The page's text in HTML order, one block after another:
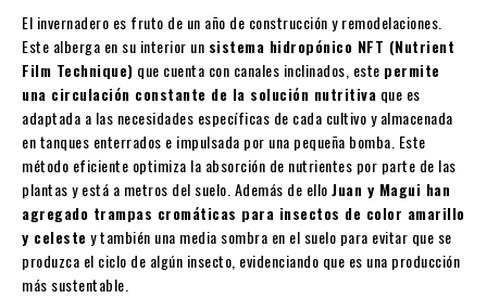
El invernadero es fruto de un año de construcción y remodelaciones.
Este alberga en su interior un sistema hidropónico NFT (Nutrient
Film Technique) que cuenta con canales inclinados, este permite
una circulación constante de la solución nutritiva que es
adaptada a las necesidades específicas de cada cultivo y almacenada
en tanques enterrados e impulsada por una pequeña bomba. Este
método eficiente optimiza la absorción de nutrientes por parte de las
plantas y está a metros del suelo. Además de elloJuan y Magui han
agregado trampas cromáticas para insectos de color amarillo
y celestey también una media sombra en el suelo para evitar que se
produzca el ciclo de algún insecto, evidenciando que es una producción
más sustentable.